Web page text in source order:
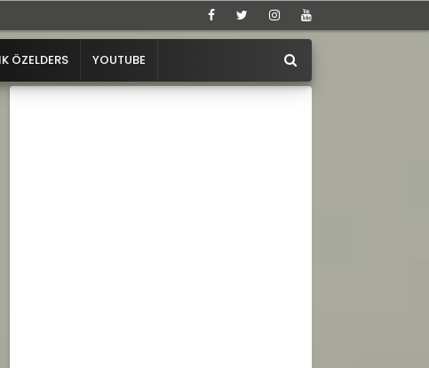
ÖZELDERS YOUTUBE